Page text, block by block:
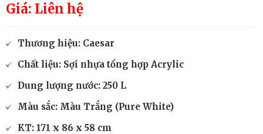
Giá: Liên hệ
Thương hiệu: Caesar
Chất liệu: Sợi nhựa tổng hợp Acrylic
Dung lượng nước: 250 L
Màu sắc: Màu Trắng (Pure White)
KT: 171 x 86 x 58 cm